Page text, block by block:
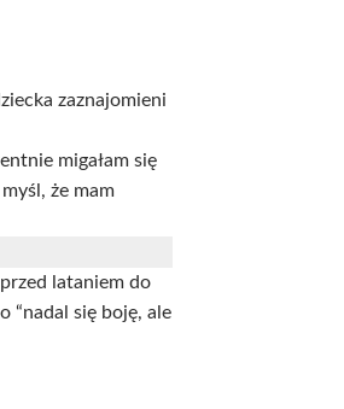
zaznajomieni
migałam się
że mam
lataniem do
“nadal się boję, ale